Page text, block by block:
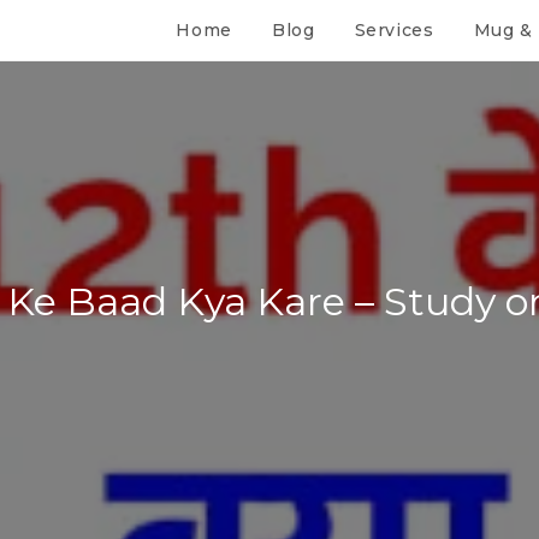
Home Blog Services Mug
Baad Kya Kare – Study